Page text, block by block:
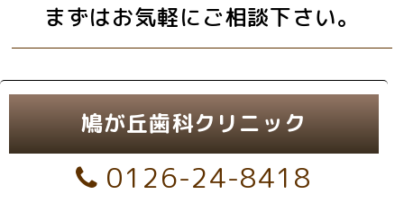
まずはお気軽にご相談下さい。
鳩が丘歯科クリニック
0126-24-8418